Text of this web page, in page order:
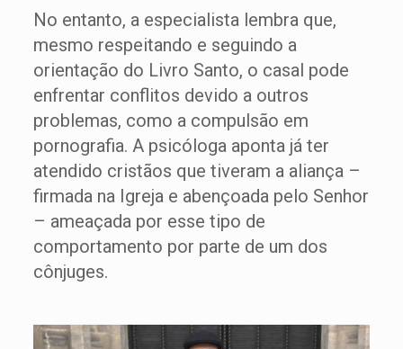
No entanto, a especialista lembra que,
mesmo respeitando e seguindo a
orientação do Livro Santo, o casal pode
enfrentar conflitos devido a outros
problemas, como a compulsão em
pornografia. A psicóloga aponta já ter
atendido cristãos que tiveram a aliança –
firmada na Igreja e abençoada pelo Senhor
– ameaçada por esse tipo de
comportamento por parte de um dos
cônjuges.